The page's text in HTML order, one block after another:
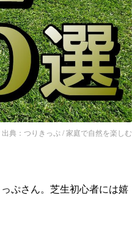
出典： つりきっぷ / 家庭で自然を楽しむ
ぷさん。芝生初心者には嬉